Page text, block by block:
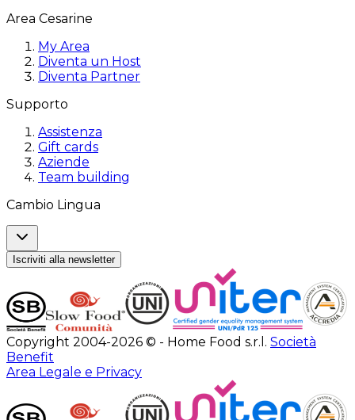
Area Cesarine
My Area
Diventa un Host
Diventa Partner
Supporto
Assistenza
Gift cards
Aziende
Team building
Cambio Lingua
Iscriviti alla newsletter
Copyright 2004-2026 © - Home Food s.r.l. Società
Benefit
Area Legale e Privacy